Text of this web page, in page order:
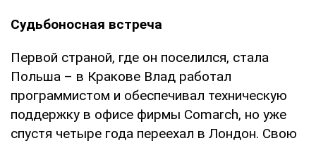
Судьбоносная встреча
Первой страной, где он поселился, стала
Польша – в Кракове Влад работал
программистом и обеспечивал техническую
поддержку в офисе фирмы Comarch, но уже
спустя четыре года переехал в Лондон. Свою